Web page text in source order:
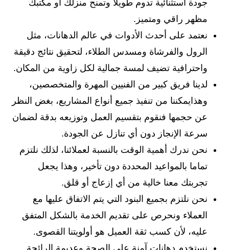
جودة استثنائية تدوم طويلا وتمنح منزلك أو مكتبك
مظهر راقي ومتميز.
نعتمد على أحدث الأدوات في عالم الدهانات، مثل
الرول والفرشاة ومسدس الطلاء، لتحقيق نتائج دقيقة
واحترافية تضيف لمسة جمالية لكل زاوية من المكان.
لدينا فريق كبير من الفنيين المهرة والمتخصصين،
وهذايمكننا من تنفيذ جميع أنواع المشاريع، بغض النظر
عن حجمها فنقوم بتقسيم العمل وتوزيعه بدقة لضمان
سرعة الإنجاز دون أي تنازل عن الجودة.
نحن ندرك أهمية الوقت بالنسبة لعملائنا، لذلك نلتزم
تماما بالمواعيد المحددة دون تأخير، وهذا يجعل
تجربتك معنا خالية من أي إزعاج أو قلق.
نحن نلتزم بجميع البنود التي يتم الاتفاق عليها مع
العملاء ونحرص على تقديم الخدمة بالشكل المتفق
عليه، لأن كسب ثقة العميل هو أولويتنا القصوى.